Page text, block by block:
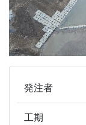
発注者
工期